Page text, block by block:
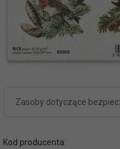
Zasoby dotyczące
Kod producenta: